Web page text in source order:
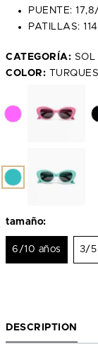
PUENTE:
PATILLAS:
CATEGORÍA: SOL
COLOR:
tamaño:
6/10 años 3/5
DESCRIPTION